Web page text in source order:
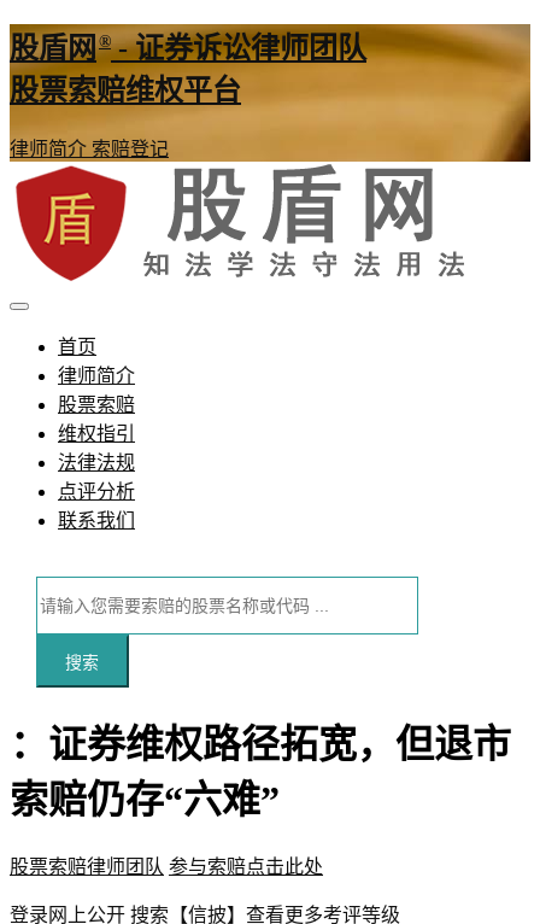
股盾网®- 证券诉讼律师团队
股票索赔维权平台
律师简介 索赔登记
股盾网
证券股票维权网
首页
律师简介
股票索赔
维权指引
法律法规
点评分析
联系我们
搜索
：证券维权路径拓宽，但退市
索赔仍存“六难”
股票索赔律师团队 参与索赔点击此处
登录 网上公开 搜索【信披】查看更多考评等级